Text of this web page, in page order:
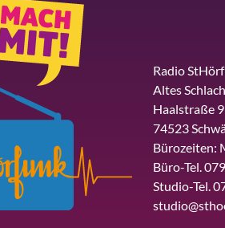
Radio
Altes
Haalstraße
74523
Bürozeiten:
Büro-Tel.
Studio-Tel.